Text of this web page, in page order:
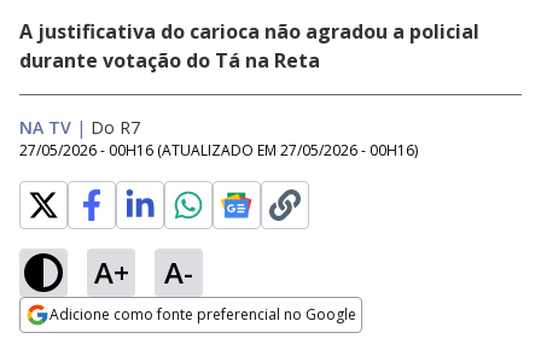
A justificativa do carioca não agradou a policial
durante votação do Tá na Reta
NA TV | Do R7
27/05/2026 - 00H16 (ATUALIZADO EM 27/05/2026 - 00H16)
A+ A-
Adicione como fonte preferencial no Google
Ativar
Loaded
27.83%